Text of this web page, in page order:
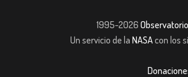
1995-2026
Un servicio de la NASAcon los